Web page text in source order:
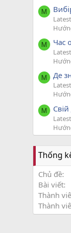
M
M Час
M Де
M
Thống
Chủ đề
Bài viết
Thành
Thành